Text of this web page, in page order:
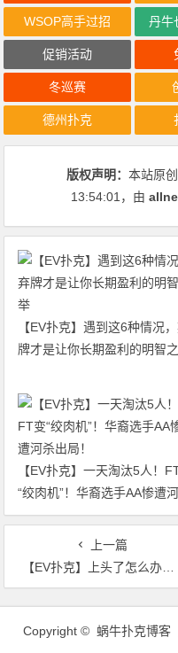
WSOP高手过招 丹牛
促销活动
冬巡赛
德州扑克
版权声明：本站原
13:54:01 ，由
【EV扑克】遇到这6种情况
牌才是让你长期盈利的明智
【EV扑克】一天淘汰5人！
“绞肉机”！华裔选手AA惨遭
出局！
上一篇
【EV扑克】上头了怎么办？牌桌上最实用的三下刹车，帮你止损
文
Copyright © 蜗牛扑克博客